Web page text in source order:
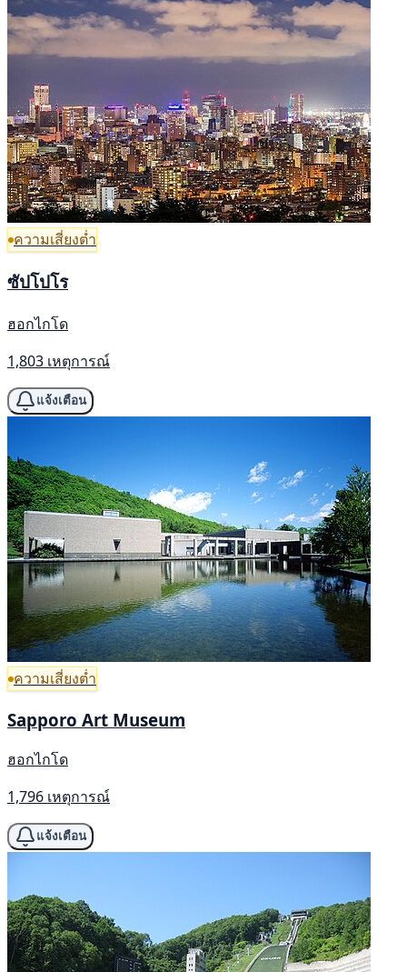
ความเสี่ยงต่ำ
ซัปโปโร
ฮอกไกโด
1,803 เหตุการณ์
แจ้งเตือน
ความเสี่ยงต่ำ
Sapporo Art Museum
ฮอกไกโด
1,796 เหตุการณ์
แจ้งเตือน